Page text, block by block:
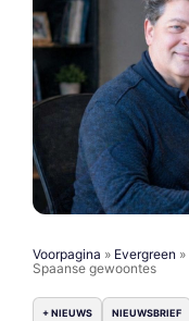
Voorpagina » Evergreen »
Spaanse gewoontes
+ NIEUWS NIEUWSBRIEF